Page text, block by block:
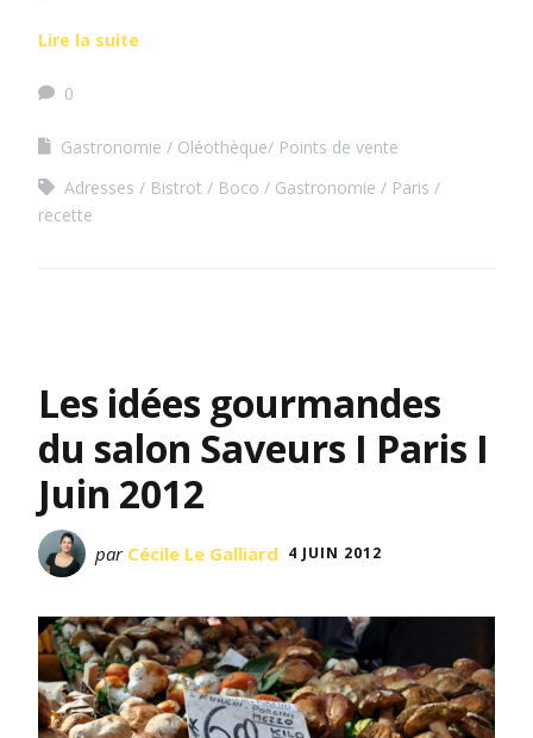
Lire la suite
0
Gastronomie
Oléothèque/ Points de vente
Adresses
Bistrot Boco Gastronomie
Paris
recette
Les idées gourmandes
du salon Saveurs I Paris I
Juin 2012
par Cécile Le Galliard 4 JUIN 2012